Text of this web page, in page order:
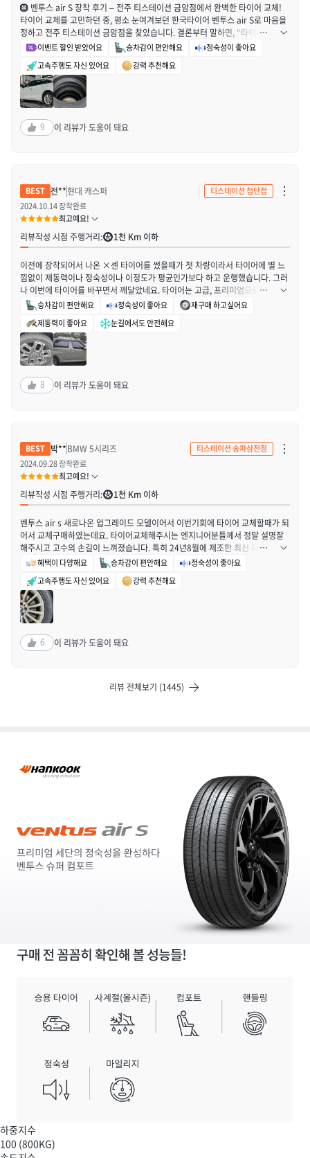
🛞 벤투스 air S 장착 후기 – 전주 티스테이션 금암점에서 완벽한 타이어 교체!
타이어 교체를 고민하던 중, 평소 눈여겨보던 한국타이어 벤투스 air S로 마음을
정하고 전주 티스테이션 금암점을 찾았습니다. 결론부터 말하면, “타이어 교체가
이렇게 기분 좋은 일이었나?” 싶을 정도로 대만족이에요. 우선 금암점 이종재 점
장님이 정말 친절하셔서 처음부터 마지막까지 믿고 맡길 수 있었어요. 타이어 상
태 설명부터 장착 과정까지 세심하게 안내해주시고, 차량 관리 팁까지 챙겨주셔
서 진짜 전문가의 느낌이 팍팍 났습니다. 게다가 운 좋게 더플렉스데이즈 할인 행
사 기간에 맞춰 방문해서 저렴한 가격에 프리미엄 타이어를 장착할 수 있었어요.
가격 부담 없이 고성능 타이어로 교체할 수 있어서 만족감이 두 배였습니다! 그리
고! 이벤트로 휠 얼라인먼트 무료 이용권에 당첨되어 서비스도 함께 받았는데, 덕
분에 장착 후 주행 안정성까지 완벽하게 잡혔어요. 주행 시 노면 접지력이 확실히
몰랐네요. 정말 타이밍 좋게, 장소도 잘 선택해서 최고의 결과를 얻은 기분이에
요. 💡 벤투스 air S + 티스테이션 금암점 + 이벤트 혜택 = 최고의 조합, 최고의
만족감! 다음 타이어 교체도 무조건 금암점으로 정했습니다. 좋은 제품, 뛰어난
서비스, 푸짐한 혜택까지 삼박자 모두 갖춘 최고의 경험이었어요.
이벤트 할인 받았어요 승차감이 편안해요
정숙성이 좋아요
고속주행도 자신 있어요
강력 추천해요
9 이 리뷰가 도움이 돼요
전**현대 캐스퍼 티스테이션 첨단점
2024.10.14 장착완료
최고예요!
리뷰작성 시점 주행거리: 1천 Km 이하
이전에 장착되어서 나온 ×센 타이어를 썼을때가 첫 차량이라서 타이어에 별 느
낌없이 제동력이나 정숙성이나 이정도가 평균인가보다 하고 운행했습니다. 그러
나 이번에 타이어를 바꾸면서 깨달았네요. 타이어는 고급, 프리미엄으로 단계가
올라갈수록 추구하는 만족도가 높아진다는 사실!!! 빗길에 운전해도 제동력이 좋
숙성!!! 제 차는 경차라는 한계점때문에 외부 소음이나 타이어 소음이 생각보다
컸는데요 그 소음이 없어지더라구요!!! 조용해서 음악도 잘들리고 음량을 줄였습
니다!!! 4짝을 전부 다 바꾸는데 시간은 한 40분정도 소요되었고, 설치 후에 설명
도 친절했습니다!! 차알못도 다 알아들을 수 있는정도!! 굿굿!! 타이어도 장착점
도 추천합니다
승차감이 편안해요 정숙성이 좋아요
재구매 하고싶어요
제동력이 좋아요
눈길에서도 안전해요
8 이 리뷰가 도움이 돼요
박**BMW 5시리즈 티스테이션 송파삼전점
2024.09.28 장착완료
최고예요!
리뷰작성 시점 주행거리: 1천 Km 이하
벤투스 air s 새로나온 업그레이드 모델이어서 이번기회에 타이어 교체할때가 되
어서 교체구매하였는데요. 타이어교체해주시는 엔지니어분들께서 정말 설명잘
해주시고 고수의 손길이 느껴졌습니다. 특히 24년8월에 제조한 최신 타이어라고
해서 기분이 너무 좋았어요!! 교체 후 운전해보니 안전감이느껴지고 아이가 있는
데 아이도 편하게 느끼는 표정을 보았고 운전하는 맛이 나네요^^ 열심히 타고 나
중에 교체할때도 한국타이어로 교체할것 같습니다. 결론은 벤투스 air s 최고! 짱
입니다!
혜택이 다양해요 승차감이 편안해요
정숙성이 좋아요
고속주행도 자신 있어요
강력 추천해요
6 이 리뷰가 도움이 돼요
리뷰 전체보기 (1445)
하중지수
100 (800KG)